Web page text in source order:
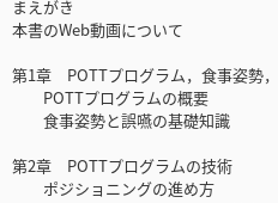
まえがき
本書のWeb動画について
第1章 POTTプログラム，食事姿勢
POTTプログラムの概要
食事姿勢と誤嚥の基礎知識
第2章 POTTプログラムの技術
ポジショニングの進め方